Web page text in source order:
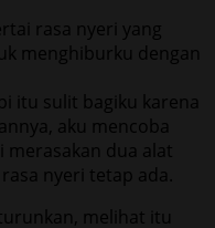
rasa nyeri yang
menghiburku dengan
itu sulit bagiku karena
aku mencoba
dua alat
nyeri tetap ada.
melihat itu